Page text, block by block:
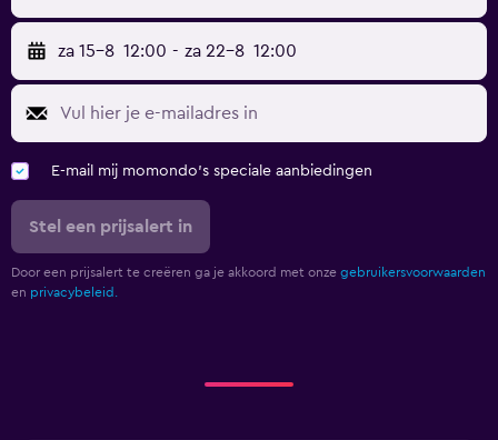
za 15-8 12:00 - za 22-8 12:00
E-mail mij momondo's speciale aanbiedingen
Stel een prijsalert in
Door een prijsalert te creëren ga je akkoord met onze gebruikersvoorwaarden
en privacybeleid.